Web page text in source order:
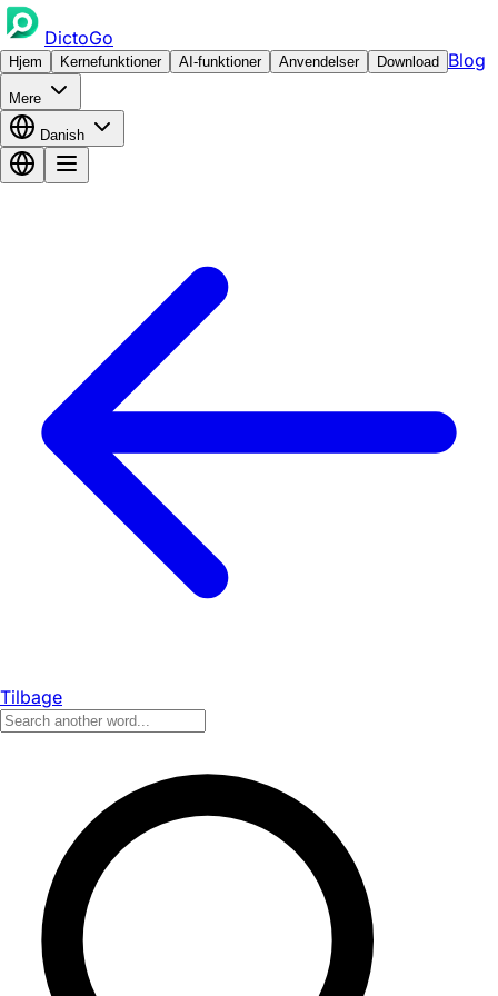
DictoGo
Hjem Kernefunktioner AI-funktioner Anvendelser Download Blog
Mere
Danish
Tilbage